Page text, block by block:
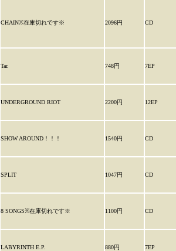
CHAIN※在庫切れです※ 2096円 CD
Tar. 748円 7EP
UNDERGROUND RIOT 2200円 12EP
SHOW AROUND！！！ 1540円 CD
SPLIT 1047円 CD
8 SONGS※在庫切れです※ 1100円 CD
LABYRINTH E.P. 880円 7EP